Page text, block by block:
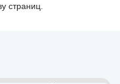
страниц.